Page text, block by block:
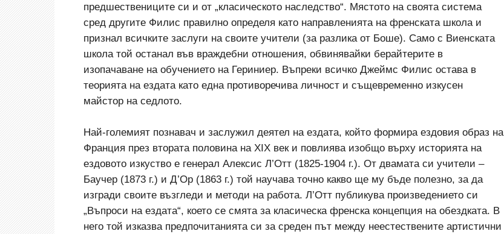
предшествениците си и от „класическото наследство“. Мястото на своята система
сред другите Филис правилно определя като направленията на френската школа и
признал всичките заслуги на своите учители (за разлика от Боше). Само с Виенската
школа той останал във враждебни отношения, обвинявайки берайтерите в
изопачаване на обучението на Гериниер. Въпреки всичко Джеймс Филис остава в
теорията на ездата като една противоречива личност и същевременно изкусен
майстор на седлото.
Най-големият познавач и заслужил деятел на ездата, който формира ездовия образ на
Франция през втората половина на ХІХ век и повлиява изобщо върху историята на
ездовото изкуство е генерал Алексис Л’Отт (1825-1904 г.). От двамата си учители –
Баучер (1873 г.) и Д’Ор (1863 г.) той научава точно какво ще му бъде полезно, за да
изгради своите възгледи и методи на работа. Л’Отт публикува произведението си
„Въпроси на ездата“, което се смята за класическа френска концепция на обездката. В
него той изказва предпочитанията си за среден път между неестествените артистични